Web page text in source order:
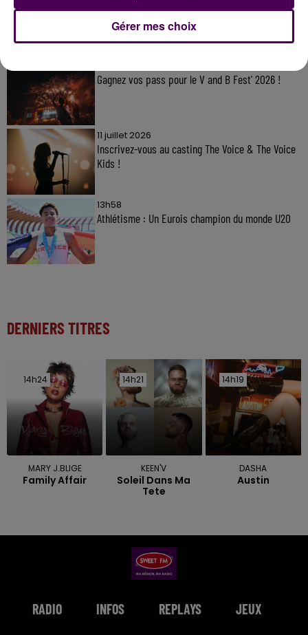
Gagnez vos pass pour le V and B Fest' 2026 !
11 juillet 2026
Inscrivez-vous au casting The Voice & The Voice
Kids !
13h58
Athlétisme : Un Eurois champion du monde U20
DERNIERS TITRES
14h24
14h24
MARY J.BLIGE
Family Affair
14h21
14h21
KEEN'V
Soleil Dans Ma
Tete
14h19
14h19
DASHA
Austin
RADIO INFOS REPLAYS JEUX
Gérer mes choix